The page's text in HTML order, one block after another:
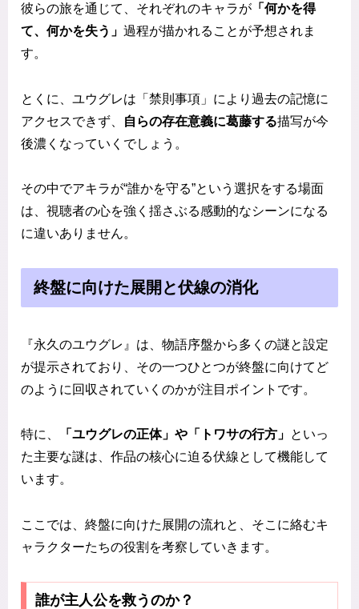
彼らの旅を通じて、それぞれのキャラが 「何かを得
て、何かを失う」 過程が描かれることが予想されま
す。
とくに、ユウグレは「禁則事項」により過去の記憶に
アクセスできず、
自らの存在意義に葛藤する描写が今
後濃くなっていくでしょう。
その中でアキラが“誰かを守る”という選択をする場面
は、視聴者の心を強く揺さぶる感動的なシーンになる
に違いありません。
終盤に向けた展開と伏線の消化
『永久のユウグレ』は、物語序盤から多くの謎と設定
が提示されており、その一つひとつが終盤に向けてど
のように回収されていくのかが注目ポイントです。
特に、 「ユウグレの正体」や「トワサの行方」 といっ
た主要な謎は、作品の核心に迫る伏線として機能して
います。
ここでは、終盤に向けた展開の流れと、そこに絡むキ
ャラクターたちの役割を考察していきます。
誰が主人公を救うのか？